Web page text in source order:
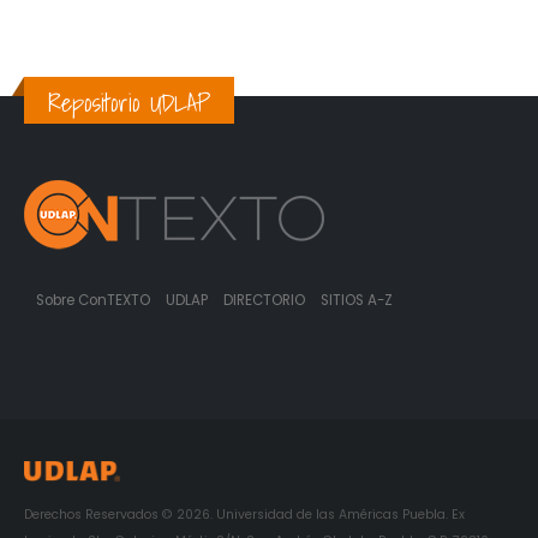
Repositorio UDLAP
Sobre ConTEXTO UDLAP DIRECTORIO SITIOS A-Z
Derechos Reservados © 2026. Universidad de las Américas Puebla. Ex